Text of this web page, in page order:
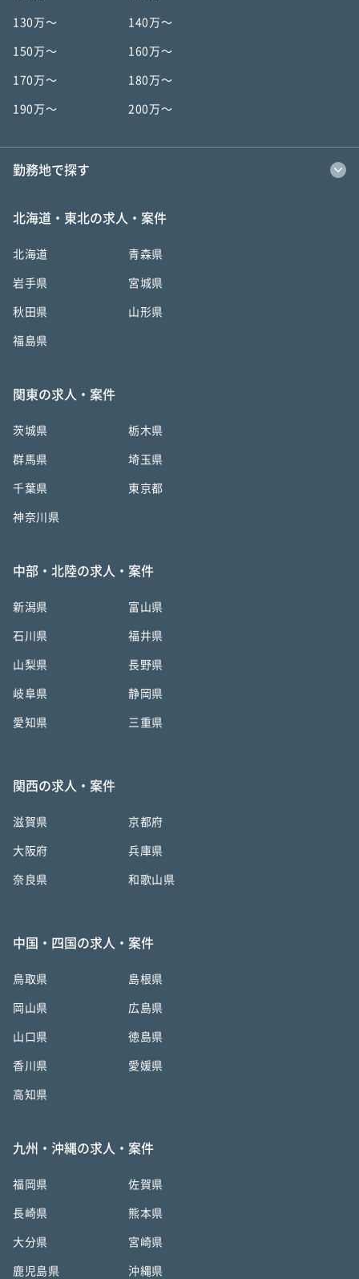
130万〜 140万〜
150万〜 160万〜
170万〜 180万〜
190万〜 200万〜
勤務地で探す
北海道・東北の求人・案件
北海道 青森県
岩手県 宮城県
秋田県 山形県
福島県
関東の求人・案件
茨城県 栃木県
群馬県 埼玉県
千葉県 東京都
神奈川県
中部・北陸の求人・案件
新潟県 富山県
石川県 福井県
山梨県 長野県
岐阜県 静岡県
愛知県 三重県
関西の求人・案件
滋賀県 京都府
大阪府 兵庫県
奈良県 和歌山県
中国・四国の求人・案件
鳥取県 島根県
岡山県 広島県
山口県 徳島県
香川県 愛媛県
高知県
九州・沖縄の求人・案件
福岡県 佐賀県
長崎県 熊本県
大分県 宮崎県
鹿児島県 沖縄県